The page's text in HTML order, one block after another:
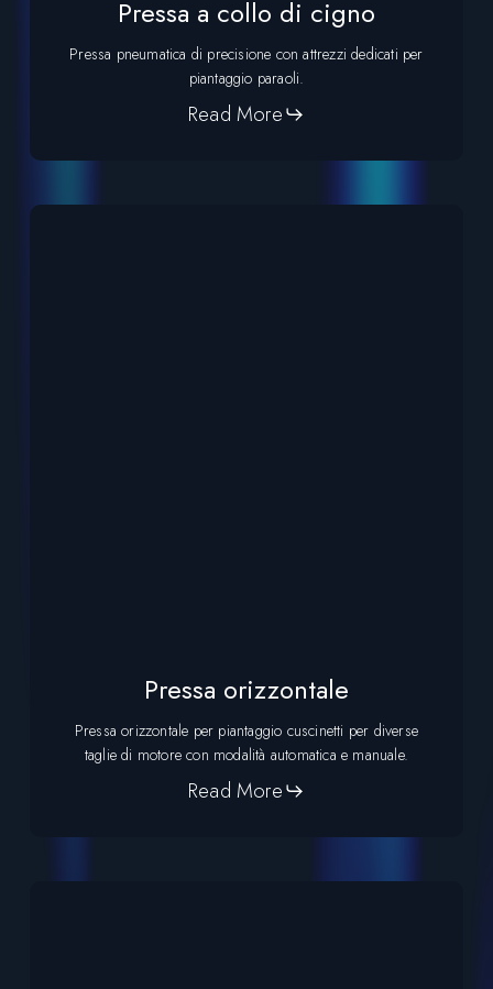
Pressa a collo di cigno
Pressa pneumatica di precisione con attrezzi dedicati per
piantaggio paraoli.
Read More
Pressa orizzontale
Pressa orizzontale per piantaggio cuscinetti per diverse
taglie di motore con modalità automatica e manuale.
Read More